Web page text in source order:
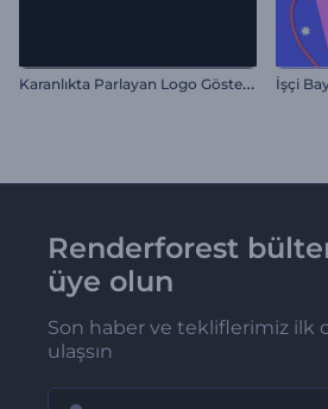
K
aranlıkta Parlayan Logo Gösterimi İşçi
Renderforest
üye olun
Son haber ve tekliflerimiz ilk
ulaşsın